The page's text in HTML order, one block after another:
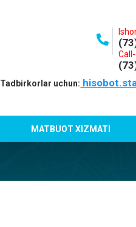
Tadbirkorlar uchun:
MATBUOT XIZMATI